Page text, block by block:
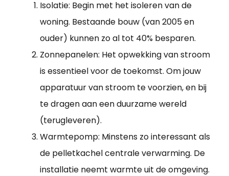
Isolatie: Begin met het isoleren van de
woning. Bestaande bouw (van 2005 en
ouder) kunnen zo al tot 40% besparen.
Zonnepanelen: Het opwekking van stroom
is essentieel voor de toekomst. Om jouw
apparatuur van stroom te voorzien, en bij
te dragen aan een duurzame wereld
(terugleveren).
Warmtepomp: Minstens zo interessant als
de pelletkachel centrale verwarming. De
installatie neemt warmte uit de omgeving.